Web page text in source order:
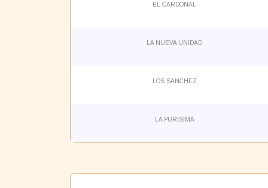
EL CARDONAL
LA NUEVA UNIDAD
LOS SANCHEZ
LA PURISIMA